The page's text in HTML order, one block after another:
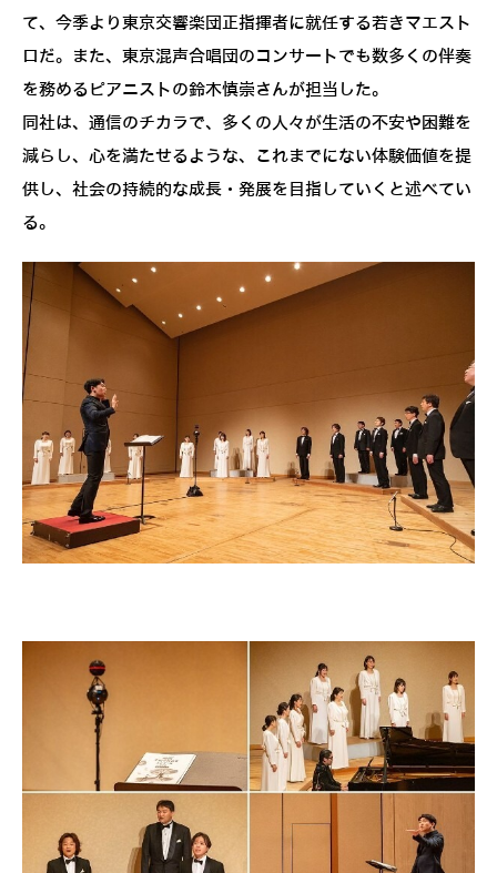
て、今季より東京交響楽団正指揮者に就任する若きマエスト
ロだ。また、東京混声合唱団のコンサートでも数多くの伴奏
を務めるピアニストの鈴木慎崇さんが担当した。
同社は、通信のチカラで、多くの人々が生活の不安や困難を
減らし、心を満たせるような、これまでにない体験価値を提
供し、社会の持続的な成長・発展を目指していくと述べてい
る。